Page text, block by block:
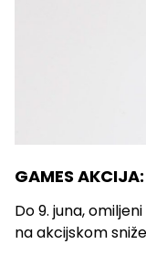
GAMES
Do 9. juna,
na akcijskom